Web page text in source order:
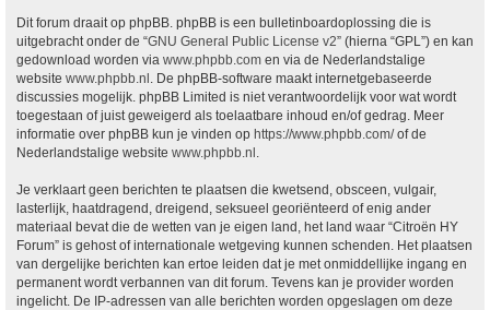
Dit forum draait op phpBB. phpBB is een bulletinboardoplossing die is
uitgebracht onder de “GNU General Public License v2” (hierna “GPL”) en kan
gedownload worden via www.phpbb.com en via de Nederlandstalige
website www.phpbb.nl . De phpBB-software maakt internetgebaseerde
discussies mogelijk. phpBB Limited is niet verantwoordelijk voor wat wordt
toegestaan of juist geweigerd als toelaatbare inhoud en/of gedrag. Meer
informatie over phpBB kun je vinden op https://www.phpbb.com/of de
Nederlandstalige website www.phpbb.nl .
Je verklaart geen berichten te plaatsen die kwetsend, obsceen, vulgair,
lasterlijk, haatdragend, dreigend, seksueel georiënteerd of enig ander
materiaal bevat die de wetten van je eigen land, het land waar “Citroën HY
Forum” is gehost of internationale wetgeving kunnen schenden. Het plaatsen
van dergelijke berichten kan ertoe leiden dat je met onmiddellijke ingang en
permanent wordt verbannen van dit forum. Tevens kan je provider worden
ingelicht. De IP-adressen van alle berichten worden opgeslagen om deze